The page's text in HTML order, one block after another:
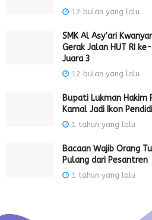
12 bulan yang lalu
SMK Al Asy’ari
Gerak Jalan HUT RI
Juara 3
12 bulan yang lalu
Bupati Lukman Hakim
Kamal Jadi Ikon
1 tahun yang lalu
Bacaan Wajib Orang
Pulang dari Pesantren
1 tahun yang lalu